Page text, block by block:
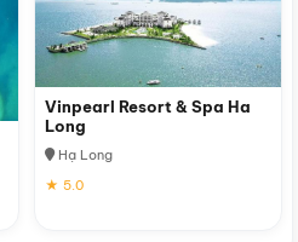
Vinpearl Resort & Spa Ha
Long
Hạ Long
★ 5.0